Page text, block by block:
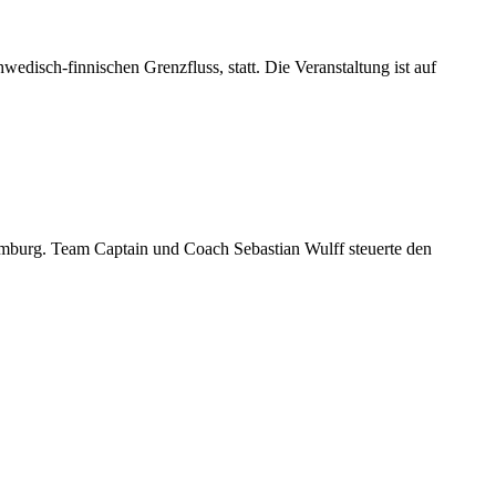
finnischen Grenzfluss, statt. Die Veranstaltung ist auf
Team Captain und Coach Sebastian Wulff steuerte den